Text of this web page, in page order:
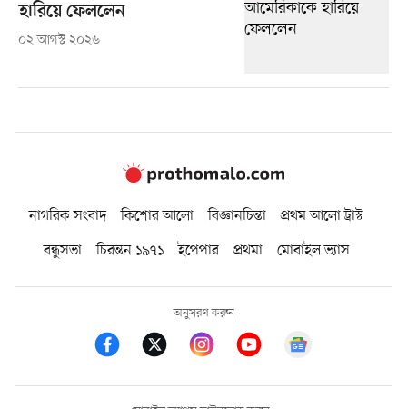
হারিয়ে ফেললেন
০২ আগস্ট ২০২৬
নাগরিক সংবাদ কিশোর আলো বিজ্ঞানচিন্তা
প্রথম আলো ট্রাস্ট
বন্ধুসভা
চিরন্তন ১৯৭১ ইপেপার প্রথমা মোবাইল ভ্যাস
অনুসরণ করুন